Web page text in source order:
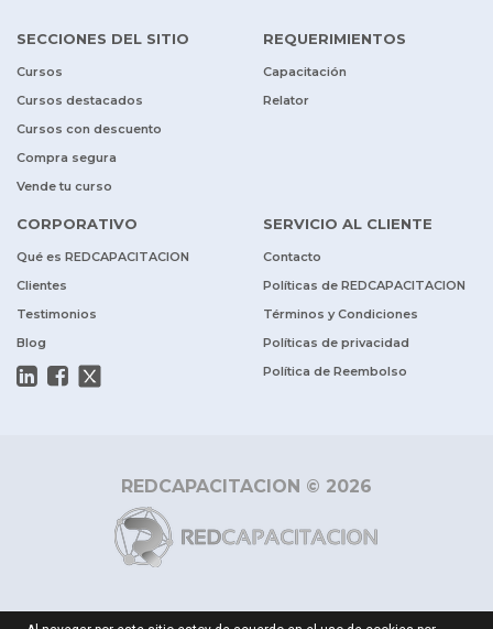
SECCIONES DEL SITIO
Cursos
Cursos destacados
Cursos con descuento
Compra segura
Vende tu curso
REQUERIMIENTOS
Capacitación
Relator
CORPORATIVO
Qué es REDCAPACITACION
Clientes
Testimonios
Blog
SERVICIO AL CLIENTE
Contacto
Políticas de REDCAPACITACION
Términos y Condiciones
Políticas de privacidad
Política de Reembolso
REDCAPACITACION © 2026